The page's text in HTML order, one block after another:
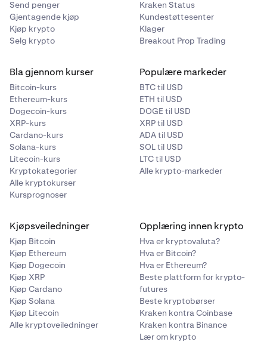
Hvis banken din støtter Osko, vil det automatisk bli
aktivert når du foretar et innskudd. Vær
oppmerksom på at enkelte banker har daglige
mer informasjon om deres grenser.
•
Hvor finner jeg opplysningene om bankoverføringen
min med Osko?
Når du ønsker å sette inn AUD, velger du
Bankoverføring/Osko som innskuddsmetode. Der vil
du finne kontonavn, kontonummer og BSB-nummer
for overføringen.
Hvordan setter jeg inn AUDeller kontakte vårt
døgnåpne supportteam.
PayID:PayID er en annen tjeneste for umiddelbare
betalinger som er tilgjengelig for Kraken-kunder i
Australia, og som gjør det mulig å sende AUD til en e-
postadresse.
Du finner din unike PayID-e-postadresse sammen med
Osko-informasjonen for bankoverføring når du velger
Send penger
Gjentagende kjøp
Kjøp krypto
Selg krypto
Kraken Status
Kundestøttesenter
Klager
Breakout Prop Trading
Bla gjennom kurser
Bitcoin-kurs
Ethereum-kurs
Dogecoin-kurs
XRP-kurs
Cardano-kurs
Solana-kurs
Litecoin-kurs
Kryptokategorier
Alle kryptokurser
Kursprognoser
Populære markeder
BTC til USD
ETH til USD
DOGE til USD
XRP til USD
ADA til USD
SOL til USD
LTC til USD
Alle krypto-markeder
Kjøpsveiledninger
Kjøp Bitcoin
Kjøp Ethereum
Kjøp Dogecoin
Kjøp XRP
Kjøp Cardano
Kjøp Solana
Kjøp Litecoin
Alle kryptoveiledninger
Opplæring innen krypto
Hva er kryptovaluta?
Hva er Bitcoin?
Hva er Ethereum?
Beste plattform for krypto-
futures
Beste kryptobørser
Kraken kontra Coinbase
Kraken kontra Binance
Lær om krypto